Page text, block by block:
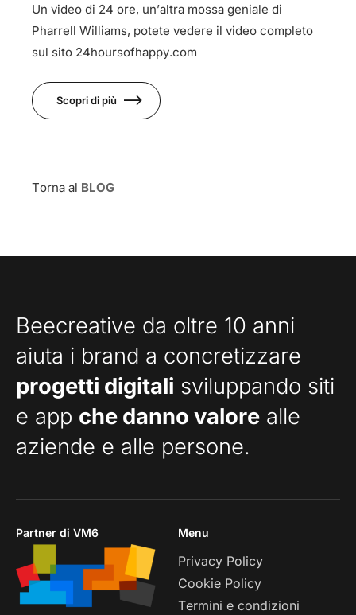
Un video di 24 ore, un’altra mossa geniale di
Pharrell Williams, potete vedere il video completo
sul sito 24hoursofhappy.com
Scopri di più
Torna al BLOG
Beecreative da oltre 10 anni
aiuta i brand a concretizzare
progetti digitali sviluppando siti
e app che danno valore alle
aziende e alle persone.
Partner di VM6 Menu
Privacy Policy
Cookie Policy
Termini e condizioni